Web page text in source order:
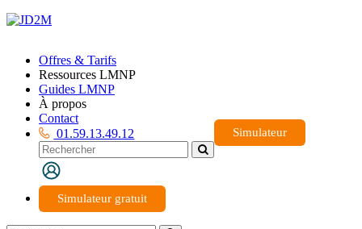
Offres & Tarifs
Ressources LMNP
Guides LMNP
À propos
Contact
01.59.13.49.12
Simulateur gratuit
Simulateur